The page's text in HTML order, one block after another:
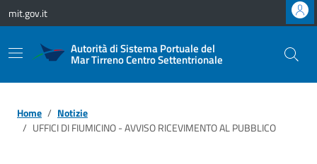
Vai ai contenuti
Vai al footer
mit.gov.it
Autorità di Sistema Portuale del
Mar Tirreno Centro Settentrionale
Home
Notizie
UFFICI DI FIUMICINO - AVVISO RICEVIMENTO AL PUBBLICO